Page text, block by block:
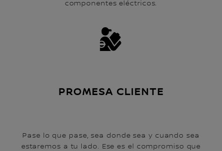
componentes eléctricos.
PROMESA CLIENTE
Pase lo que pase, sea donde sea y cuando sea
estaremos a tu lado. Ese es el compromiso que